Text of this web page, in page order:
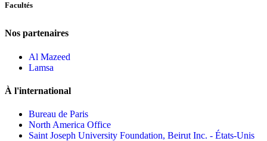
Facultés
Nos partenaires
Al Mazeed
Lamsa
À l'international
Bureau de Paris
North America Office
Saint Joseph University Foundation, Beirut Inc. - États-Unis